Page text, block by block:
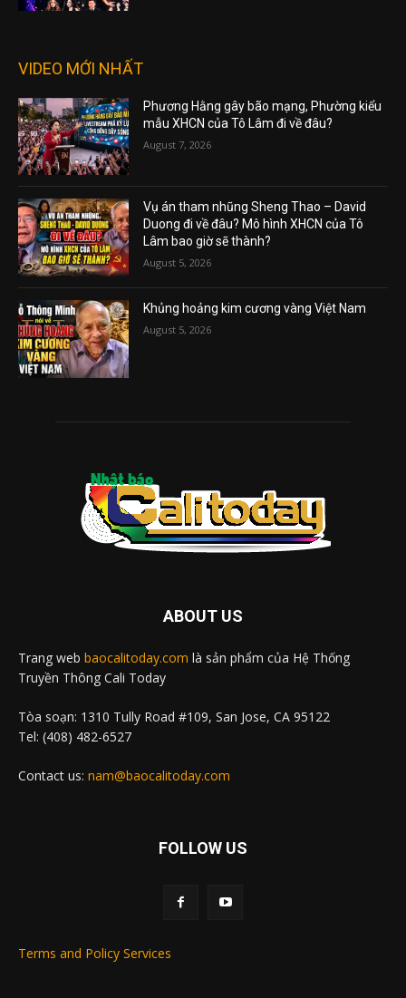
VIDEO MỚI NHẤT
Phương Hằng gây bão mạng, Phường kiểu
mẫu XHCN của Tô Lâm đi về đâu?
August 7, 2026
Vụ án tham nhũng Sheng Thao – David
Duong đi về đâu? Mô hình XHCN của Tô
Lâm bao giờ sẽ thành?
August 5, 2026
Khủng hoảng kim cương vàng Việt Nam
August 5, 2026
ABOUT US
Trang web baocalitoday.com là sản phẩm của Hệ Thống
Truyền Thông Cali Today
Tòa soạn: 1310 Tully Road #109, San Jose, CA 95122
Tel: (408) 482-6527
Contact us: nam@baocalitoday.com
FOLLOW US
Terms and Policy Services